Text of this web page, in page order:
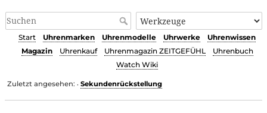
Start Uhrenmarken Uhrenmodelle Uhrwerke
Uhrenwissen
Magazin
Uhrenkauf Uhrenmagazin ZEITGEFÜHL
Uhrenbuch
Watch Wiki
Zuletzt angesehen: • Sekundenrückstellung